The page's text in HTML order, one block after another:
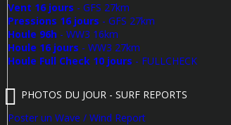
Vent 16 jours - GFS 27km
Pressions 16 jours - GFS 27km
Houle 96h - WW3 16km
Houle 16 jours - WW3 27km
Houle Full Check 10 jours - FULLCHECK
PHOTOS DU JOUR - SURF REPORTS
Poster un Wave / Wind Report